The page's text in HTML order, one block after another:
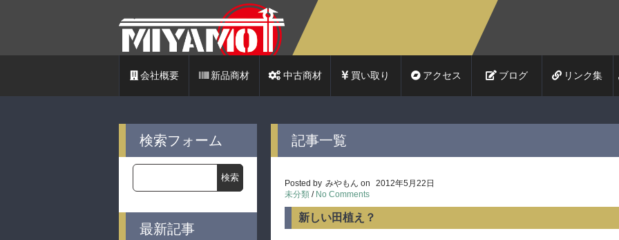
店長日記
会社概要 新品商材 中古商材 買い取り アクセス ブログ リンク集
検索フォーム
最新記事
記事一覧
Posted by みやもん on
2012年5月22日
未分類 / No Comments
新しい田植え？